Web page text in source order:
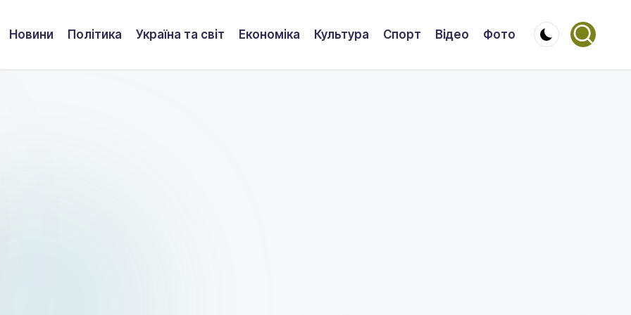
Новини Політика Україна та світ Економіка Культура Спорт Відео Фото